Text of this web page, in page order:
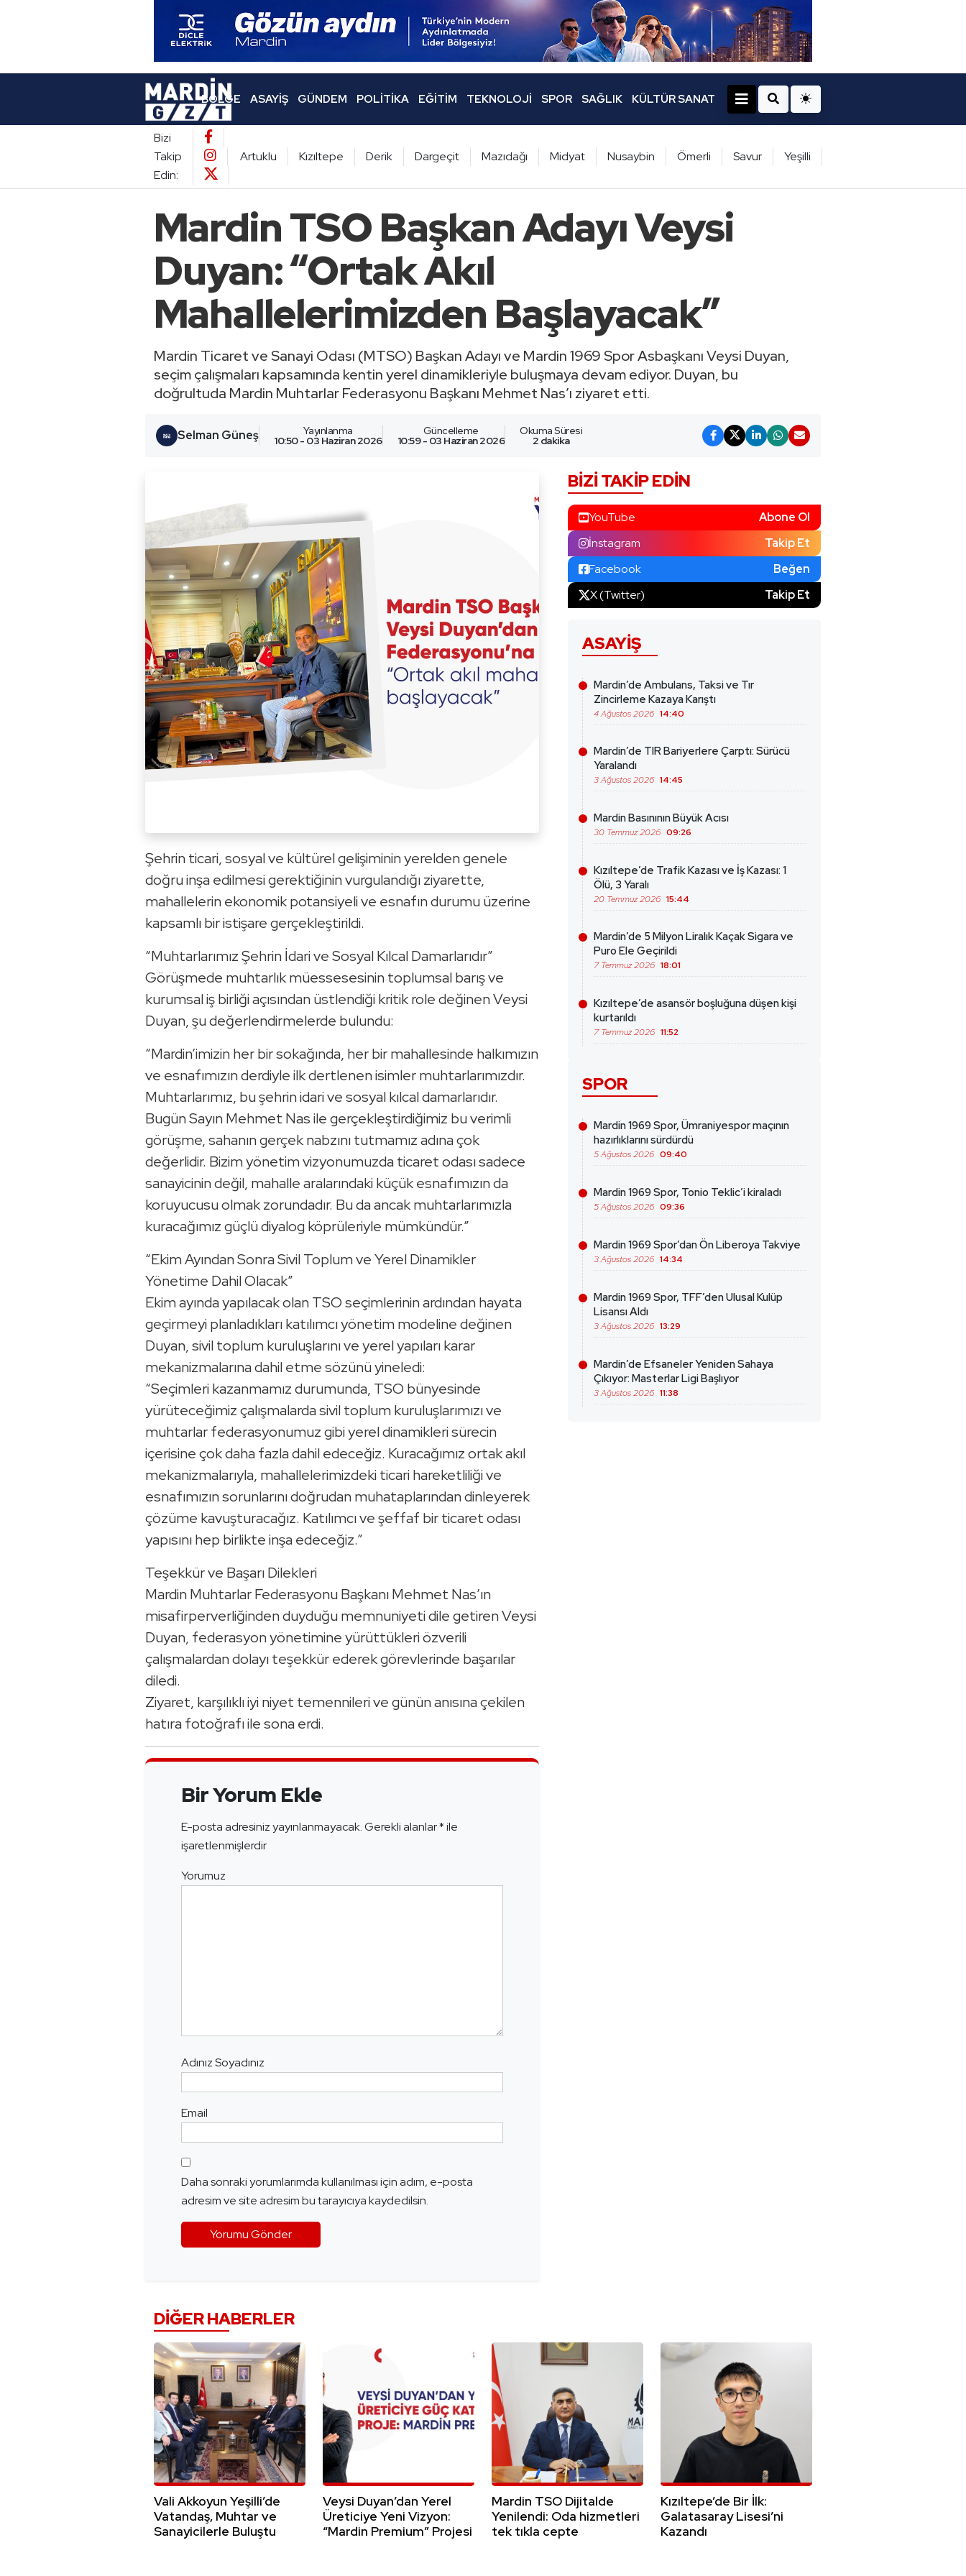
BÖLGE ASAYIŞ GÜNDEM POLITIKA EĞITIM TEKNOLOJI SPOR SAĞLIK KÜLTÜR SANAT
Bizi
Takip
Edin:
Artuklu Kızıltepe Derik Dargeçit Mazıdağı Midyat Nusaybin Ömerli Savur Yeşilli
Mardin TSO Başkan Adayı Veysi
Duyan: “Ortak Akıl
Mahallelerimizden Başlayacak”
Mardin Ticaret ve Sanayi Odası (MTSO) Başkan Adayı ve Mardin 1969 Spor Asbaşkanı Veysi Duyan,
seçim çalışmaları kapsamında kentin yerel dinamikleriyle buluşmaya devam ediyor. Duyan, bu
doğrultuda Mardin Muhtarlar Federasyonu Başkanı Mehmet Nas’ı ziyaret etti.
Selman Güneş Yayınlanma
10:50 - 03 Haziran 2026
Güncelleme
10:59 - 03 Haziran 2026
Okuma Süresi
2 dakika
Şehrin ticari, sosyal ve kültürel gelişiminin yerelden genele
doğru inşa edilmesi gerektiğinin vurgulandığı ziyarette,
mahallelerin ekonomik potansiyeli ve esnafın durumu üzerine
kapsamlı bir istişare gerçekleştirildi.
“Muhtarlarımız Şehrin İdari ve Sosyal Kılcal Damarlarıdır”
Görüşmede muhtarlık müessesesinin toplumsal barış ve
kurumsal iş birliği açısından üstlendiği kritik role değinen Veysi
Duyan, şu değerlendirmelerde bulundu:
“Mardin’imizin her bir sokağında, her bir mahallesinde halkımızın
ve esnafımızın derdiyle ilk dertlenen isimler muhtarlarımızdır.
Muhtarlarımız, bu şehrin idari ve sosyal kılcal damarlarıdır.
Bugün Sayın Mehmet Nas ile gerçekleştirdiğimiz bu verimli
görüşme, sahanın gerçek nabzını tutmamız adına çok
değerlidir. Bizim yönetim vizyonumuzda ticaret odası sadece
sanayicinin değil, mahalle aralarındaki küçük esnafımızın da
koruyucusu olmak zorundadır. Bu da ancak muhtarlarımızla
kuracağımız güçlü diyalog köprüleriyle mümkündür.”
“Ekim Ayından Sonra Sivil Toplum ve Yerel Dinamikler
Yönetime Dahil Olacak”
Ekim ayında yapılacak olan TSO seçimlerinin ardından hayata
geçirmeyi planladıkları katılımcı yönetim modeline değinen
Duyan, sivil toplum kuruluşlarını ve yerel yapıları karar
mekanizmalarına dahil etme sözünü yineledi:
“Seçimleri kazanmamız durumunda, TSO bünyesinde
yürüteceğimiz çalışmalarda sivil toplum kuruluşlarımızı ve
muhtarlar federasyonumuz gibi yerel dinamikleri sürecin
içerisine çok daha fazla dahil edeceğiz. Kuracağımız ortak akıl
mekanizmalarıyla, mahallelerimizdeki ticari hareketliliği ve
esnafımızın sorunlarını doğrudan muhataplarından dinleyerek
çözüme kavuşturacağız. Katılımcı ve şeffaf bir ticaret odası
yapısını hep birlikte inşa edeceğiz.”
Teşekkür ve Başarı Dilekleri
Mardin Muhtarlar Federasyonu Başkanı Mehmet Nas’ın
misafirperverliğinden duyduğu memnuniyeti dile getiren Veysi
Duyan, federasyon yönetimine yürüttükleri özverili
çalışmalardan dolayı teşekkür ederek görevlerinde başarılar
diledi.
Ziyaret, karşılıklı iyi niyet temennileri ve günün anısına çekilen
hatıra fotoğrafı ile sona erdi.
Bir Yorum Ekle
E-posta adresiniz yayınlanmayacak.Gerekli alanlar*ile
işaretlenmişlerdir
Yorumuz
Adınız Soyadınız
Email
Daha sonraki yorumlarımda kullanılması için adım, e-posta
adresim ve site adresim bu tarayıcıya kaydedilsin.
BIZI TAKIP EDIN
YouTube
Abone Ol
İnstagram
Takip Et
Facebook
Beğen
X (Twitter)
Takip Et
ASAYIŞ
Mardin’de Ambulans, Taksi ve Tır
Zincirleme Kazaya Karıştı
4 Ağustos 2026 14:40
Mardin’de TIR Bariyerlere Çarptı: Sürücü
Yaralandı
3 Ağustos 2026 14:45
Mardin Basınının Büyük Acısı
30 Temmuz 2026 09:26
Kızıltepe’de Trafik Kazası ve İş Kazası: 1
Ölü, 3 Yaralı
20 Temmuz 2026 15:44
Mardin’de 5 Milyon Liralık Kaçak Sigara ve
Puro Ele Geçirildi
7 Temmuz 2026 18:01
Kızıltepe’de asansör boşluğuna düşen kişi
kurtarıldı
7 Temmuz 2026 11:52
SPOR
Mardin 1969 Spor, Ümraniyespor maçının
hazırlıklarını sürdürdü
5 Ağustos 2026 09:40
Mardin 1969 Spor, Tonio Teklic’i kiraladı
5 Ağustos 2026 09:36
Mardin 1969 Spor’dan Ön Liberoya Takviye
3 Ağustos 2026 14:34
Mardin 1969 Spor, TFF’den Ulusal Kulüp
Lisansı Aldı
3 Ağustos 2026 13:29
Mardin’de Efsaneler Yeniden Sahaya
Çıkıyor: Masterlar Ligi Başlıyor
3 Ağustos 2026 11:38
DIĞER HABERLER
Vali Akkoyun Yeşilli’de
Vatandaş, Muhtar ve
Sanayicilerle Buluştu
Veysi Duyan’dan Yerel
Üreticiye Yeni Vizyon:
“Mardin Premium” Projesi
Mardin TSO Dijitalde
Yenilendi: Oda hizmetleri
tek tıkla cepte
Kızıltepe’de Bir İlk:
Galatasaray Lisesi’ni
Kazandı